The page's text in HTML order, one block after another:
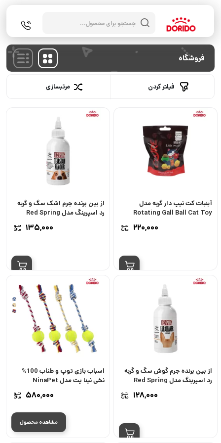
محصولات
فروشگاه
مرتبسازی فیلتر کردن
آبنبات کت نیپ دار گربه مدل
Rotating Gall Ball Cat Toy
۲۲۰,۰۰۰
از بین برنده جرم اشک سگ و گربه
رد اسپرینگ مدل Red Spring
Tearstain Remover حجم 60۱۳۵,۰۰۰
از بین برنده جرم گوش سگ و گربه
رد اسپرینگ مدل Red Spring
۱۲۸,۰۰۰
اسباب بازی توپ و طناب 100%
نخی نینا پت مدل NinaPet
100% Cotton & Ball Toy
۵۸۰,۰۰۰
مشاهده محصول